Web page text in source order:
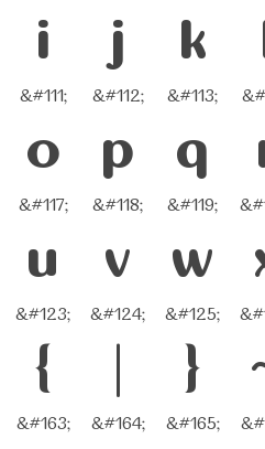
i j k
&#111;
o
&#112;
p
&#113;
q
&#117;
u
&#118;
v
&#119;
w
&#123;
{
&#124; &#125;
}
&#163; &#164; &#165;